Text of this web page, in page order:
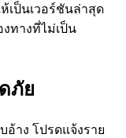
เป็นเวอร์ชันล่าสุด
ทางที่ไม่เป็น
ภัย
าง โปรดแจ้งราย